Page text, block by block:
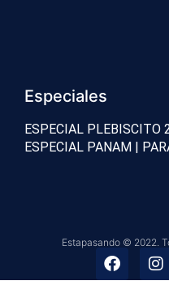
Especiales
ESPECIAL PLEBISCITO
ESPECIAL PANAM |
Estapasando © 2022.